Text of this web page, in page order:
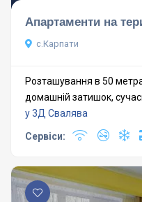
Апартаменти на
с.Карпати
Розташування в 50
домашній затишок,
у 3Д Свалява
Сервіси: